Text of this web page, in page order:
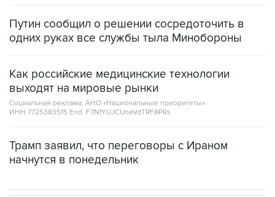
Путин сообщил о решении сосредоточить в
одних руках все службы тыла Минобороны
Как российские медицинские технологии
выходят на мировые рынки
Социальная реклама, АНО «Национальные приоритеты».
ИНН 7725383515 Erid: F7NfYUJCUneVdTRF8PRs
Трамп заявил, что переговоры с Ираном
начнутся в понедельник